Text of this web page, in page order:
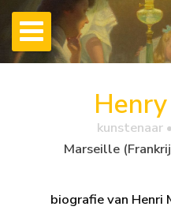
kunstenaar
Marseille
biografie van Henri